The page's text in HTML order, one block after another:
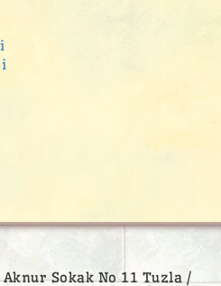
Sokak No 11 Tuzla /